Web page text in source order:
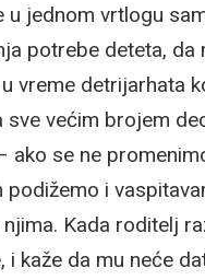
u jednom vrtlogu
potrebe deteta, da
vreme detrijarhata
sve većim brojem
ako se ne
podižemo i
Kada roditelj
i kaže da mu neće